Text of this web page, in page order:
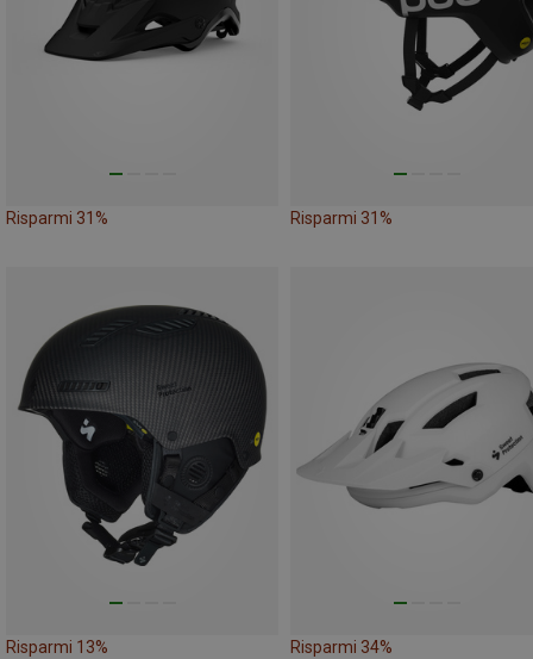
Risparmi 31% Risparmi 31%
Risparmi 13% Risparmi 34%